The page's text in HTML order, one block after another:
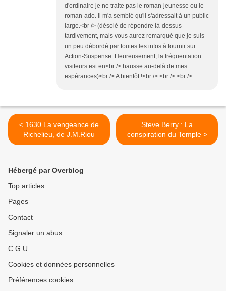
d'ordinaire je ne traite pas le roman-jeunesse ou le
roman-ado. Il m'a semblé qu'il s'adressait à un public
large.<br /> (désolé de répondre là-dessus
tardivement, mais vous aurez remarqué que je suis
un peu débordé par toutes les infos à fournir sur
Action-Suspense. Heureusement, la fréquentation
visiteurs est en<br /> hausse au-delà de mes
espérances)<br /> A bientôt !<br /> <br /> <br />
< 1630 La vengeance de
Richelieu, de J.M.Riou
Steve Berry : La
conspiration du Temple >
Hébergé par Overblog
Top articles
Pages
Contact
Signaler un abus
C.G.U.
Cookies et données personnelles
Préférences cookies